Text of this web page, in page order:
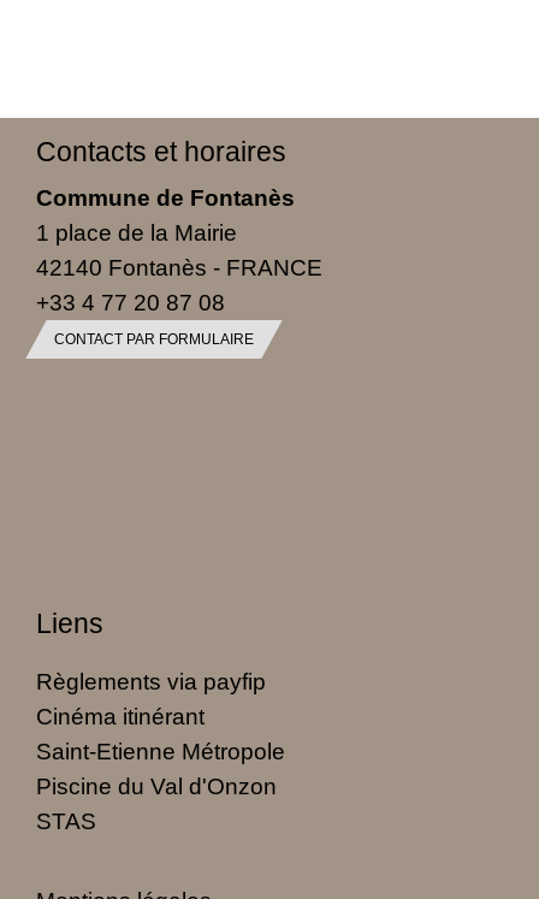
Contacts et horaires
Commune de Fontanès
1 place de la Mairie
42140 Fontanès - FRANCE
+33 4 77 20 87 08
CONTACT PAR FORMULAIRE
Liens
Règlements via payfip
Cinéma itinérant
Saint-Etienne Métropole
Piscine du Val d'Onzon
STAS